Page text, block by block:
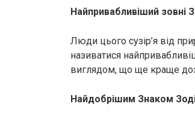
Нaйпривaбливіший зовні
Люди цього сузір’я від
називатися
виглядом, що ще краще
Найдобрішим Знаком